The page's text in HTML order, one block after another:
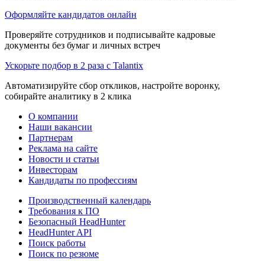
Оформляйте кандидатов онлайн
Проверяйте сотрудников и подписывайте кадровые
документы без бумаг и личных встреч
Ускорьте подбор в 2 раза с Talantix
Автоматизируйте сбор откликов, настройте воронку,
собирайте аналитику в 2 клика
О компании
Наши вакансии
Партнерам
Реклама на сайте
Новости и статьи
Инвесторам
Кандидаты по профессиям
Производственный календарь
Требования к ПО
Безопасный HeadHunter
HeadHunter API
Поиск работы
Поиск по резюме